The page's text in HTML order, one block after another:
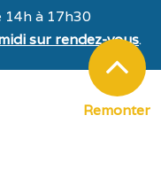
14h à 17h30
sur rendez-vous.
Remonter